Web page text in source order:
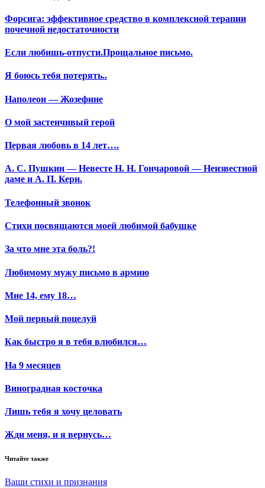
Форсига: эффективное средство в комплексной терапии
почечной недостаточности
Если любишь-отпусти.Прощальное письмо.
Я боюсь тебя потерять..
Наполеон — Жозефине
О мой застенчивый герой
Первая любовь в 14 лет….
А. С. Пушкин — Невесте Н. Н. Гончаровой — Неизвестной
даме и А. П. Керн.
Телефонный звонок
Стихи посвящаются моей любимой бабушке
За что мне эта боль?!
Любимому мужу письмо в армию
Мне 14, ему 18…
Мой первый поцелуй
Как быстро я в тебя влюбился…
На 9 месяцев
Виноградная косточка
Лишь тебя я хочу целовать
Жди меня, и я вернусь…
Читайте также
Ваши стихи и признания